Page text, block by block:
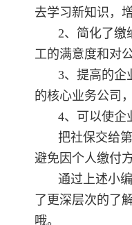
去学习新知识，
2、简化了缴
工的满意度和对
3、提高的企
的核心业务公司
4、可以使企
把社保交给
避免因个人缴付
通过上述小
了更深层次的了
哦。